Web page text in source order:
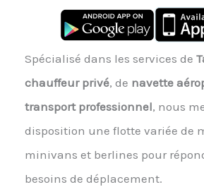
Spécialisé dans les services de
chauffeur privé, de navette
transport professionnel, nous
disposition une flotte variée de
minivans et berlines pour
besoins de déplacement.